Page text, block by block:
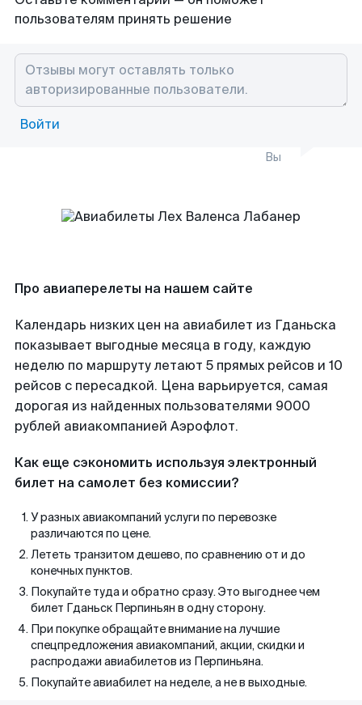
пользователям принять решение
Войти
Вы
Про авиаперелеты на нашем сайте
Календарь низких цен на авиабилет из Гданьска
показывает выгодные месяца в году, каждую
неделю по маршруту летают 5 прямых рейсов и 10
рейсов с пересадкой. Цена варьируется, самая
дорогая из найденных пользователями 9000
рублей авиакомпанией Аэрофлот.
Как еще сэкономить используя электронный
билет на самолет без комиссии?
У разных авиакомпаний услуги по перевозке
различаются по цене.
Лететь транзитом дешево, по сравнению от и до
конечных пунктов.
Покупайте туда и обратно сразу. Это выгоднее чем
билет Гданьск Перпиньян в одну сторону.
При покупке обращайте внимание на лучшие
спецпредложения авиакомпаний, акции, скидки и
распродажи авиабилетов из Перпиньяна.
Покупайте авиабилет на неделе, а не в выходные.